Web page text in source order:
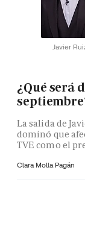
Javier
¿Qué será
La salida de
dominó que
TVE como el
Clara Molla Pagán